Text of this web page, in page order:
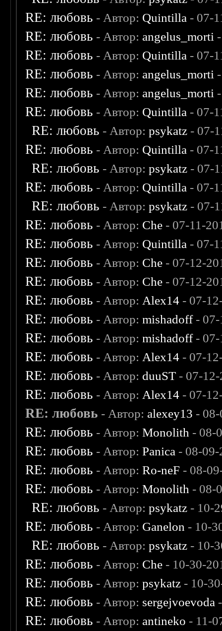
RE: любовь - Автор: Quintilla - 07-
RE: любовь - Автор: angelus_morti
RE: любовь - Автор: Quintilla - 07-
RE: любовь - Автор: angelus_morti
RE: любовь - Автор: angelus_morti
RE: любовь - Автор: Quintilla - 07-
RE: любовь - Автор:psykatz - 07-
RE: любовь - Автор: Quintilla - 07-
RE: любовь - Автор:psykatz - 07-
RE: любовь - Автор: Quintilla - 07-
RE: любовь - Автор:psykatz - 07-
RE: любовь - Автор: Che - 07-11-
RE: любовь - Автор: Quintilla - 07-
RE: любовь - Автор: Che - 07-12-
RE: любовь - Автор: Che - 07-12-
RE: любовь - Автор: Alex14 - 07-
RE: любовь - Автор:mishadoff- 07-
RE: любовь - Автор:mishadoff- 07-
RE: любовь - Автор: Alex14 - 07-
RE: любовь - Автор: duuST - 07-
RE: любовь - Автор: Alex14 - 07-
RE: любовь - Автор: alexey13 -
RE: любовь - Автор:Monolith - 08-
RE: любовь - Автор:Panica - 08-
RE: любовь - Автор:Ro-neF - 08-
RE: любовь - Автор:Monolith - 08-
RE: любовь - Автор:psykatz - 10-
RE: любовь - Автор: Ganelon - 10-
RE: любовь - Автор:psykatz - 10-
RE: любовь - Автор: Che - 10-30-
RE: любовь - Автор:psykatz - 10-
RE: любовь - Автор: sergejvoevoda
RE: любовь - Автор: antineko - 11-